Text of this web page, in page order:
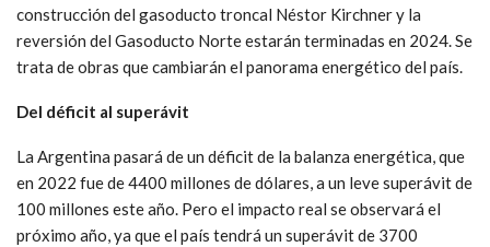
construcción del gasoducto troncal Néstor Kirchner y la
reversión del Gasoducto Norte estarán terminadas en 2024. Se
trata de obras que cambiarán el panorama energético del país.
Del déficit al superávit
La Argentina pasará de un déficit de la balanza energética, que
en 2022 fue de 4400 millones de dólares, a un leve superávit de
100 millones este año. Pero el impacto real se observará el
próximo año, ya que el país tendrá un superávit de 3700